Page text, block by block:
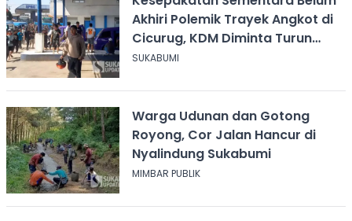
Akhiri Polemik Trayek Angkot di
Cicurug, KDM Diminta Turun
Tangan
SUKABUMI
Warga Udunan dan Gotong
Royong, Cor Jalan Hancur di
Nyalindung Sukabumi
MIMBAR PUBLIK